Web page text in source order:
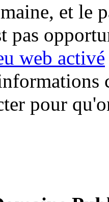
et le
pas
web activé
pour